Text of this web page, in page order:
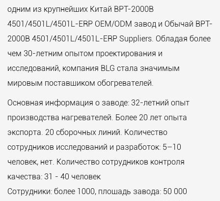
одним из крупнейших Китай BPT-2000B
4501/4501L/4501L-ERP OEM/ODM завод и Обычай BPT-
2000B 4501/4501L/4501L-ERP Suppliers. Обладая более
чем 30-летним опытом проектирования и
исследований, компания BLG стала значимым
мировым поставщиком обогревателей.
Основная информация о заводе: 32-летний опыт
производства нагревателей. Более 20 лет опыта
экспорта. 20 сборочных линий. Количество
сотрудников исследований и разработок: 5–10
человек, нет. Количество сотрудников контроля
качества: 31 - 40 человек
Сотрудники: более 1000, площадь завода: 50 000